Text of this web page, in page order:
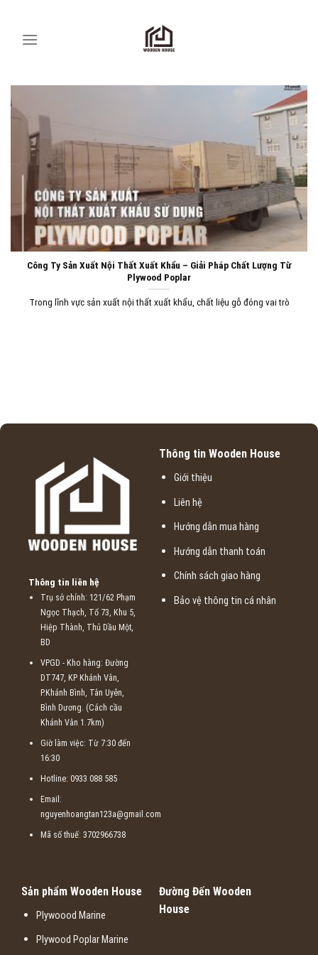
content
Công Ty Sản Xuất Nội Thất Xuất Khẩu – Giải Pháp Chất Lượng Từ
Plywood Poplar
Trong lĩnh vực sản xuất nội thất xuất khẩu, chất liệu gỗ đóng vai trò
Thông tin liên hệ
Trụ sở chính: 121/62 Phạm
Ngọc Thạch, Tổ 73, Khu 5,
Hiệp Thành, Thủ Dầu Một,
BD
VPGD - Kho hàng: Đường
DT747, KP Khánh Vân,
P.Khánh Bình, Tân Uyên,
Bình Dương. (Cách cầu
Khánh Vân 1.7km)
Giờ làm việc: Từ 7:30 đến
16:30
Hotline: 0933 088 585
Email:
nguyenhoangtan123a@gmail.com
Mã số thuế: 3702966738
Thông tin Wooden House
Giới thiệu
Liên hệ
Hướng dẫn mua hàng
Hướng dẫn thanh toán
Chính sách giao hàng
Bảo vệ thông tin cá nhân
Sản phẩm Wooden House
Plywoood Marine
Plywood Poplar Marine
Đường Đến Wooden
House